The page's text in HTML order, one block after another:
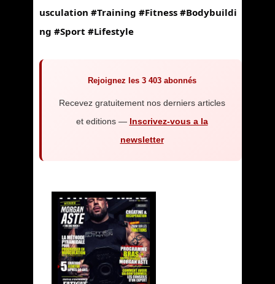
usculation #Training #Fitness #Bodybuildi
ng #Sport #Lifestyle
Rejoignez les 3 403 abonnés
Recevez gratuitement nos derniers articles
et editions — Inscrivez-vous a la
newsletter